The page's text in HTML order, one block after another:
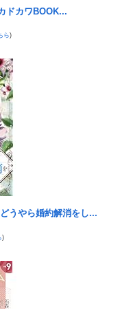
喰種を超える事を意
リーダムが、2027年
よるWNBA男性参加
するドラマが流行る
＆感想まとめ｜通常
の河童が強い、スイ
なんで自ら売上ゼロ
ような方針転換を……
になってしまうｗｗｗ
、半数以上がSNSを
被ってた」と因縁つ
ーダムが、2027年
ン接近、見つけた空
弾搭載！
、爆誕。自宅や職場
ーム！フリが露骨すぎ
てきた」【海外の反
ドカワBOOK...
ら)
うやら婚約解消をし...
)